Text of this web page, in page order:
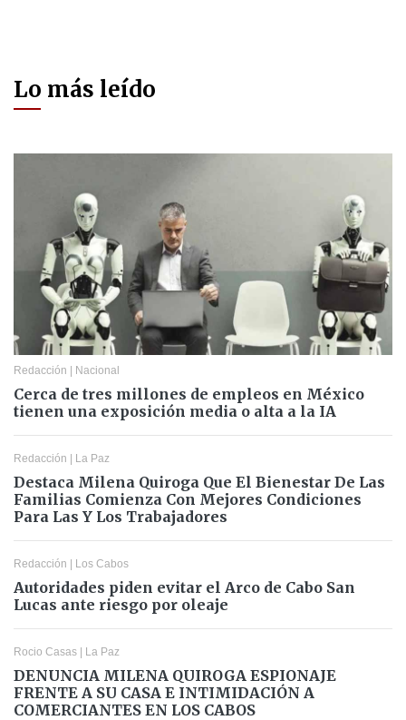
Lo más leído
Redacción | Nacional
Cerca de tres millones de empleos en México
tienen una exposición media o alta a la IA
Redacción | La Paz
Destaca Milena Quiroga Que El Bienestar De Las
Familias Comienza Con Mejores Condiciones
Para Las Y Los Trabajadores
Redacción | Los Cabos
Autoridades piden evitar el Arco de Cabo San
Lucas ante riesgo por oleaje
Rocio Casas | La Paz
DENUNCIA MILENA QUIROGA ESPIONAJE
FRENTE A SU CASA E INTIMIDACIÓN A
COMERCIANTES EN LOS CABOS